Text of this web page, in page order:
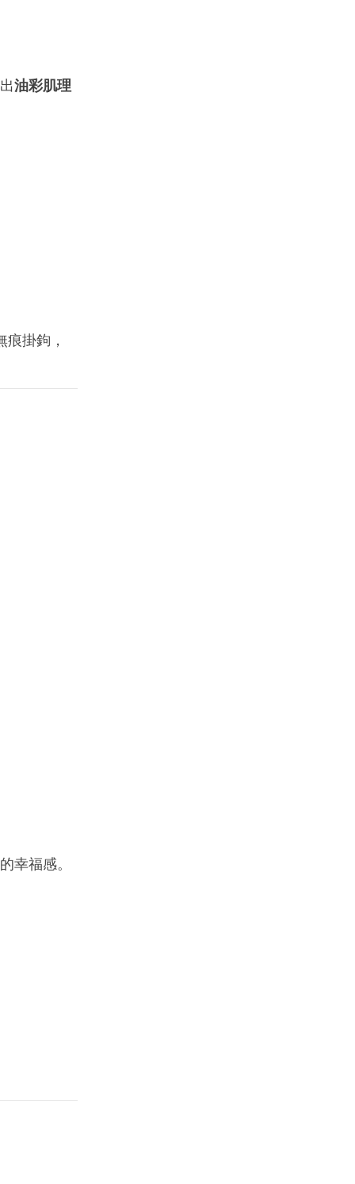
油彩肌理
掛鉤，
幸福感。